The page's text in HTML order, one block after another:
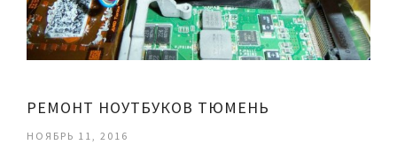
РЕМОНТ НОУТБУКОВ ТЮМЕНЬ
НОЯБРЬ 11, 2016